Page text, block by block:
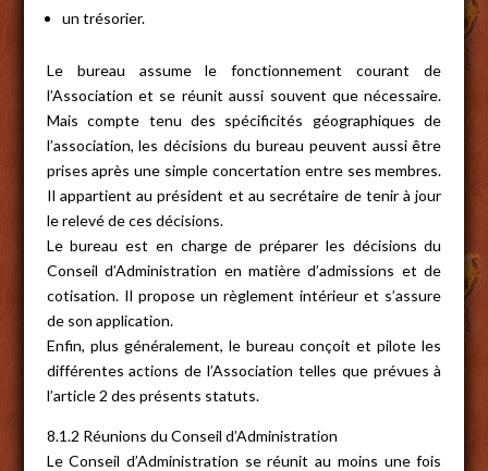
un trésorier.
Le bureau assume le fonctionnement courant de
l’Association et se réunit aussi souvent que nécessaire.
Mais compte tenu des spécificités géographiques de
l’association, les décisions du bureau peuvent aussi être
prises après une simple concertation entre ses membres.
Il appartient au président et au secrétaire de tenir à jour
le relevé de ces décisions.
Le bureau est en charge de préparer les décisions du
Conseil d’Administration en matière d’admissions et de
cotisation. Il propose un règlement intérieur et s’assure
de son application.
Enfin, plus généralement, le bureau conçoit et pilote les
différentes actions de l’Association telles que prévues à
l’article 2 des présents statuts.
8.1.2 Réunions du Conseil d’Administration
Le Conseil d’Administration se réunit au moins une fois